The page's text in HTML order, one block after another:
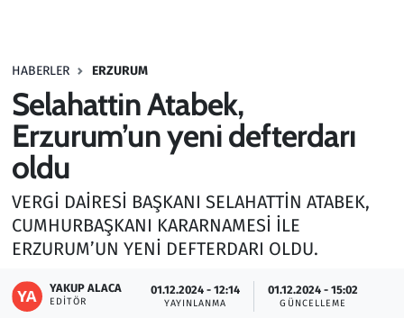
HABERLER ERZURUM
Selahattin Atabek,
Erzurum’un yeni defterdarı
oldu
VERGİ DAİRESİ BAŞKANI SELAHATTİN ATABEK,
CUMHURBAŞKANI KARARNAMESİ İLE
ERZURUM’UN YENİ DEFTERDARI OLDU.
YAKUP ALACA
EDITÖR
01.12.2024 - 12:14
YAYINLANMA
01.12.2024 - 15:02
GÜNCELLEME
Haber
Kültür Sanat
Kurumsal Haberler
Lezzet Durağı
Memur ve Kamu
Otomobil